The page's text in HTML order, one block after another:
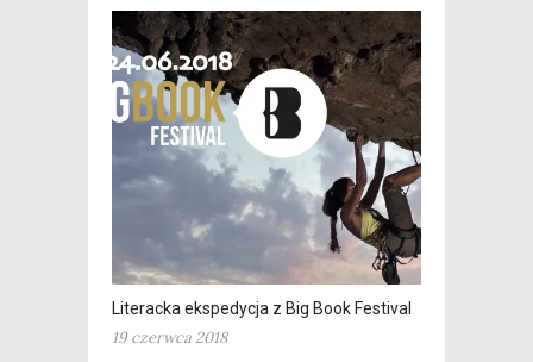
Literacka ekspedycja z Big Book Festival
19 czerwca 2018